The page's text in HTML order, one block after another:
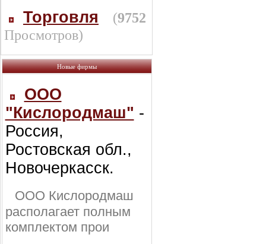
Торговля (9752
Просмотров)
Новые фирмы
ООО
"Кислородмаш" -
Россия,
Ростовская обл.,
Новочеркасск.
ООО Кислородмаш
располагает полным
комплектом прои